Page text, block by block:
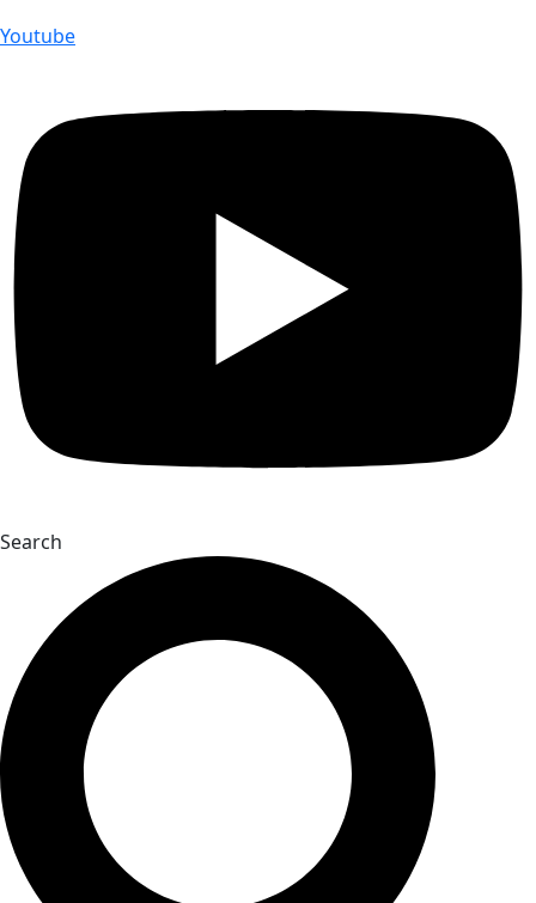
Youtube
Search